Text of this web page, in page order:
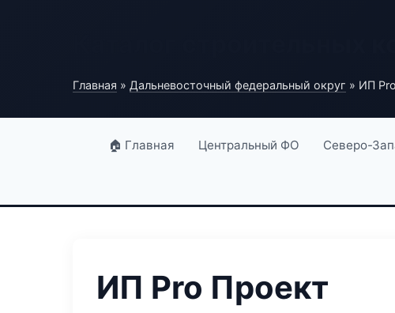
Главная » Дальневосточный федеральный округ » ИП
🏠 Главная Центральный ФО Северо-
ИП Pro Проект